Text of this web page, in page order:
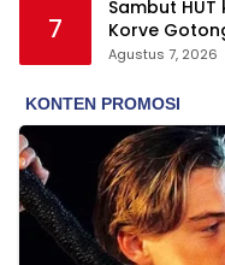
7
Sambut HUT
Korve
Serentak
Agustus 7, 2026